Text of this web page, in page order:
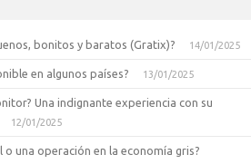
bonitos y baratos (Gratix)? 14/01/2025
en algunos países? 13/01/2025
Una indignante experiencia con su
12/01/2025
o una operación en la economía gris?